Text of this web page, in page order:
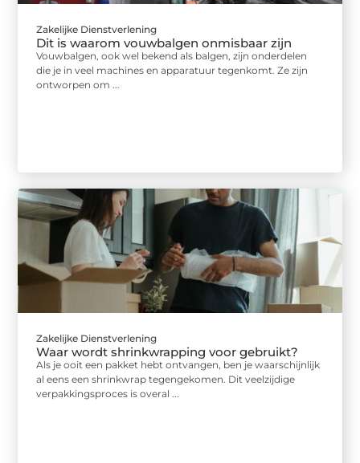
Zakelijke Dienstverlening
Dit is waarom vouwbalgen onmisbaar zijn
Vouwbalgen, ook wel bekend als balgen, zijn onderdelen
die je in veel machines en apparatuur tegenkomt. Ze zijn
ontworpen om ...
Zakelijke Dienstverlening
Waar wordt shrinkwrapping voor gebruikt?
Als je ooit een pakket hebt ontvangen, ben je waarschijnlijk
al eens een shrinkwrap tegengekomen. Dit veelzijdige
verpakkingsproces is overal ...